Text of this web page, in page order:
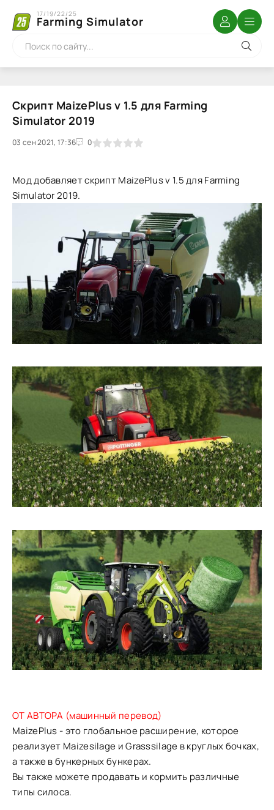
Farming Simulator
17/19/22/25
Скрипт MaizePlus v 1.5 для Farming
Simulator 2019
03 сен 2021, 17:36 0
1 2 3 4 5
Мод добавляет скрипт MaizePlus v 1.5 для Farming
Simulator 2019.
ОТ АВТОРА (машинный перевод)
MaizePlus - это глобальное расширение, которое
реализует Maizesilage и Grasssilage в круглых бочках,
а также в бункерных бункерах.
Вы также можете продавать и кормить различные
типы силоса.